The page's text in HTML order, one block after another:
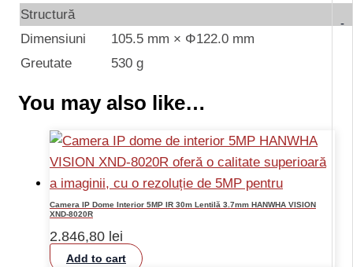
-
Structură
Dimensiuni
105.5 mm × Φ122.0 mm
Greutate
530 g
You may also like…
Camera IP Dome Interior 5MP IR 30m Lentilă 3.7mm HANWHA VISION
XND-8020R
2.846,80 lei
Add to cart